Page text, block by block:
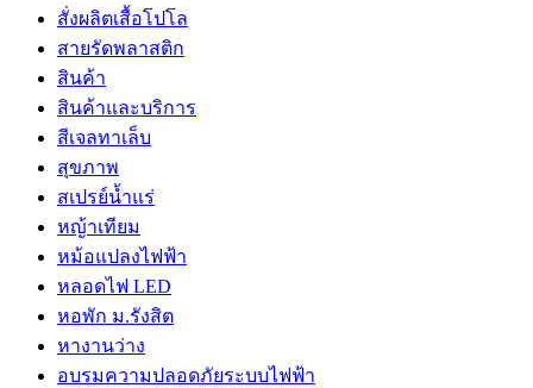
สั่งผลิตเสื้อโปโล
สายรัดพลาสติก
สินค้า
สินค้าและบริการ
สีเจลทาเล็บ
สุขภาพ
สเปรย์น้ำแร่
หญ้าเทียม
หม้อแปลงไฟฟ้า
หลอดไฟ LED
หอพัก ม.รังสิต
หางานว่าง
อบรมความปลอดภัยระบบไฟฟ้า